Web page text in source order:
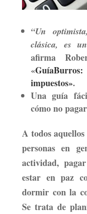
“Un
clásica, es
afirma
«
impuestos».
Una guía
cómo no
A todos
personas en
actividad,
estar en paz
dormir con la
Se trata de